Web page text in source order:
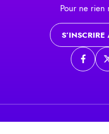
Pour ne rien
Page